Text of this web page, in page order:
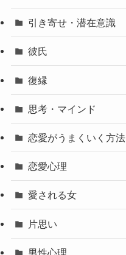
引き寄せ・潜在意識
彼氏
復縁
思考・マインド
恋愛がうまくいく方法
恋愛心理
愛される女
片思い
男性心理